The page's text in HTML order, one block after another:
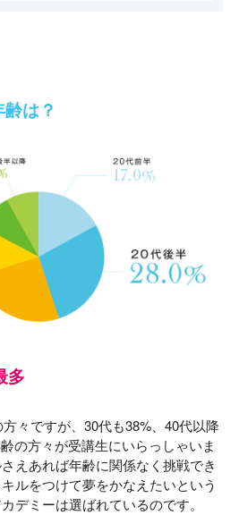
は？
多
々ですが、30代も38%、40代以降
の方々が受講生にいらっしゃいま
えあれば年齢に関係なく挑戦でき
ルをつけて夢をかなえたいという
デミーは選ばれているのです。